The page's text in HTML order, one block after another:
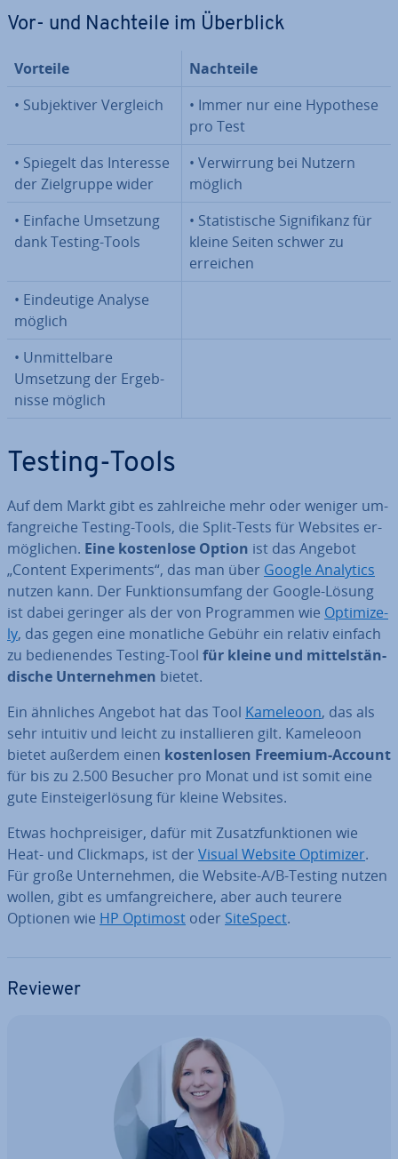
Vor- und Nachteile im Überblick
Vorteile
Nachteile
• Sub­jek­ti­ver Vergleich
• Immer nur eine Hypothese
pro Test
• Spiegelt das Interesse
der Ziel­grup­pe wider
• Ver­wir­rung bei Nutzern
möglich
• Einfache Umsetzung
dank Testing-Tools
• Sta­tis­ti­sche Si­gni­fi­kanz für
kleine Seiten schwer zu
erreichen
• Ein­deu­ti­ge Analyse
möglich
• Un­mit­tel­ba­re
Umsetzung der Er­geb­
nis­se möglich
Testing-Tools
Auf dem Markt gibt es zahl­rei­che mehr oder weniger um­
fang­rei­che Testing-Tools, die Split-Tests für Websites er­
mög­li­chen. Eine kos­ten­lo­se Option ist das Angebot
„Content Ex­pe­ri­ments“, das man über Google Analytics
nutzen kann. Der Funk­ti­ons­um­fang der Google-Lösung
ist dabei geringer als der von Pro­gram­men wie Op­ti­mi­ze­
ly, das gegen eine mo­nat­li­che Gebühr ein relativ einfach
zu be­die­nen­des Testing-Tool für kleine und mit­tel­stän­
di­sche Un­ter­neh­men bietet.
Ein ähnliches Angebot hat das Tool Kameleoon, das als
sehr intuitiv und leicht zu in­stal­lie­ren gilt. Kameleoon
bietet außerdem einen kos­ten­lo­sen Freemium-Account
für bis zu 2.500 Besucher pro Monat und ist somit eine
gute Ein­stei­ger­lö­sung für kleine Websites.
Etwas hoch­prei­si­ger, dafür mit Zu­satz­funk­tio­nen wie
Heat- und Clickmaps, ist der Visual Website Optimizer.
Für große Un­ter­neh­men, die Website-A/B-Testing nutzen
wollen, gibt es um­fang­rei­che­re, aber auch teurere
Optionen wie HP Optimost oder SiteSpect.
Reviewer